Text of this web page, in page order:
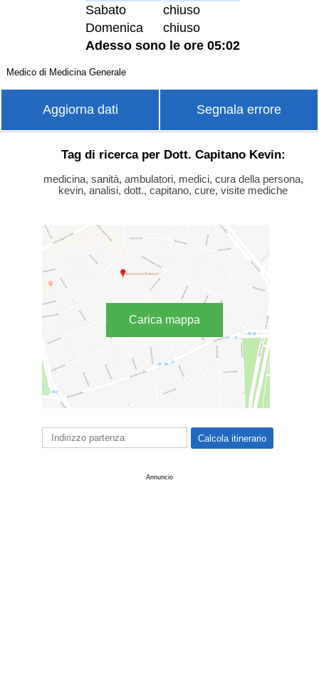
Sabato
chiuso
Domenica
chiuso
Adesso sono le ore 05:02
Medico di Medicina Generale
Aggiorna dati Segnala errore
Tag di ricerca per Dott. Capitano Kevin:
medicina, sanità, ambulatori, medici, cura della persona,
kevin, analisi, dott., capitano, cure, visite mediche
Carica mappa
Annuncio